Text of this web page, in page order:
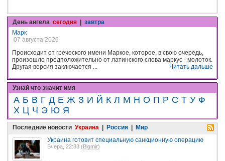
День ангела сегодня | завтра
Марк
07 августа 2026
Происходит от греческого имени Маркое, которое, в свою очередь,
произошло предположительно от латинского слова маркус - молоток.
Другая версия заключается ...
Читать дальше
Узнай что значит имя
А Б В Г Д Е Ж З И Й К Л М Н О П Р С Т У Ф
Х Ц Ч Э Ю Я
Последние новости Украина | Россия | Мир
Украина готовит специальную санкционную операцию
Вчера, 22:33 (Bigmir)